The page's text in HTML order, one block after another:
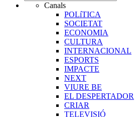
Canals
POLíTICA
SOCIETAT
ECONOMIA
CULTURA
INTERNACIONAL
ESPORTS
IMPACTE
NEXT
VIURE BE
EL DESPERTADOR
CRIAR
TELEVISIÓ